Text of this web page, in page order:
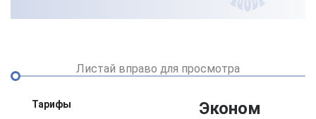
Листай вправо для просмотра
Тарифы Эконом